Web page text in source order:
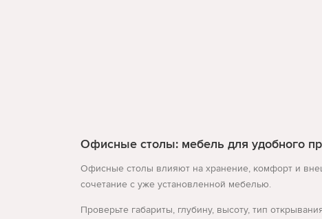
Офисные столы: мебель для удобного
Офисные столы влияют на хранение, комфорт и
сочетание с уже установленной мебелью.
Проверьте габариты, глубину, высоту, тип